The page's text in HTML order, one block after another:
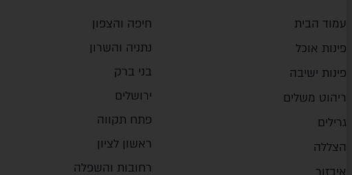
עמוד הבית
פינות אוכל
פינות ישיבה
ריהוט משלים
גרילים
הצללה
חיפה והצפון
נתניה והשרון
בני ברק
ירושלים
פתח תקווה
ראשון לציון
רחובות והשפלה